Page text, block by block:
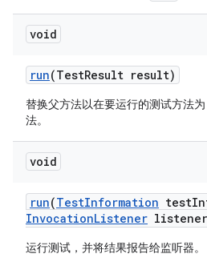
void
run(TestResult result)
替换父方法以在要运行的测试方法
法。
void
run(TestInformation test
InvocationListener
运行测试，并将结果报告给监听器。